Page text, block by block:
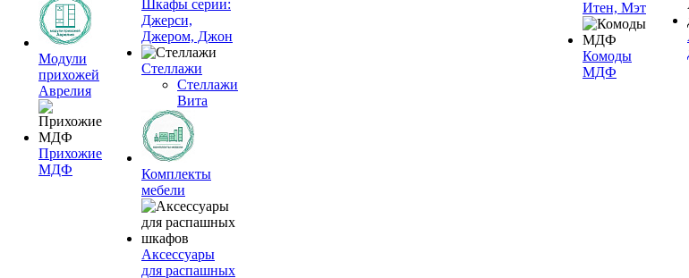
Модули
прихожей
Аврелия
Прихожие
МДФ
Шкафы серии:
Джерси,
Джером, Джон
Стеллажи
Стеллажи
Вита
Комплекты
мебели
Аксессуары
для распашных
Итен, Мэт
Комоды
МДФ